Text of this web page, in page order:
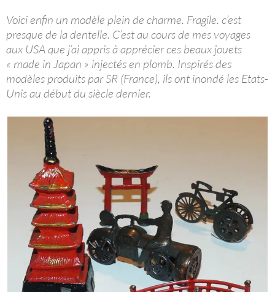
Voici enfin un modèle plein de charme. Fragile. c’est
presque de la dentelle. C’est au cours de mes voyages
aux USA que j’ai appris à apprécier ces beaux jouets
« made in Japan » injectés en plomb. Inspirés des
modèles produits par SR (France), ils ont inondé les Etats-
Unis au début du siècle dernier.